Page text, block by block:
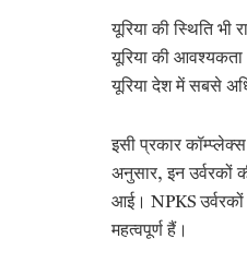
यूरिया की स्थिति
यूरिया की
यूरिया देश में सबसे
इसी प्रकार
अनुसार, इन
आई। NPKS
महत्वपूर्ण हैं।